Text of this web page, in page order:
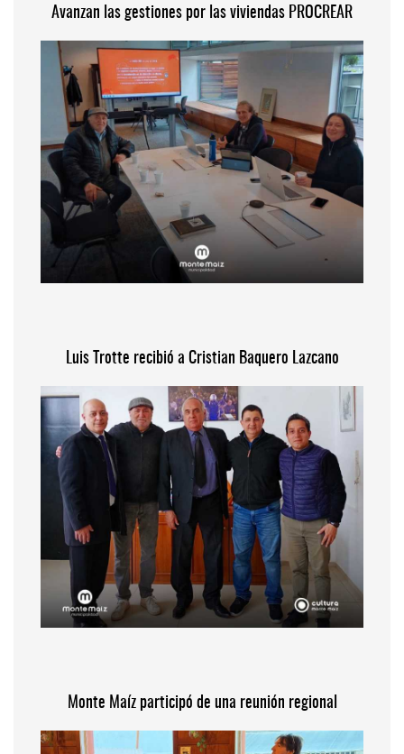
Avanzan las gestiones por las viviendas PROCREAR
Luis Trotte recibió a Cristian Baquero Lazcano
Monte Maíz participó de una reunión regional